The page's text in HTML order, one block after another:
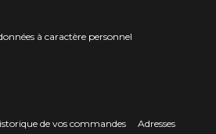
à caractère personnel
de vos commandes
Adresses